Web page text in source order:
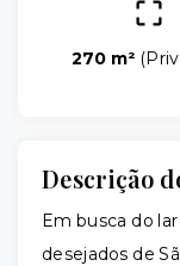
270 m² (
Descrição
Em busca do
desejados de